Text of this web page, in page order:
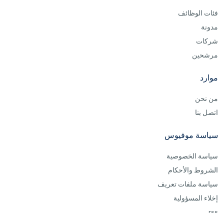
فئات الوظائف
مدونة
شركات
مرشحين
موارد
من نحن
اتصل بنا
سياسة موفيوس
سياسة الخصوصية
الشروط والأحكام
سياسة ملفات تعريف
إخلاء المسؤولية